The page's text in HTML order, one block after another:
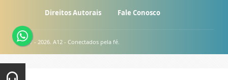
Direitos Autorais Fale Conosco
© 2007 - 2026. A12 - Conectados pela fé.